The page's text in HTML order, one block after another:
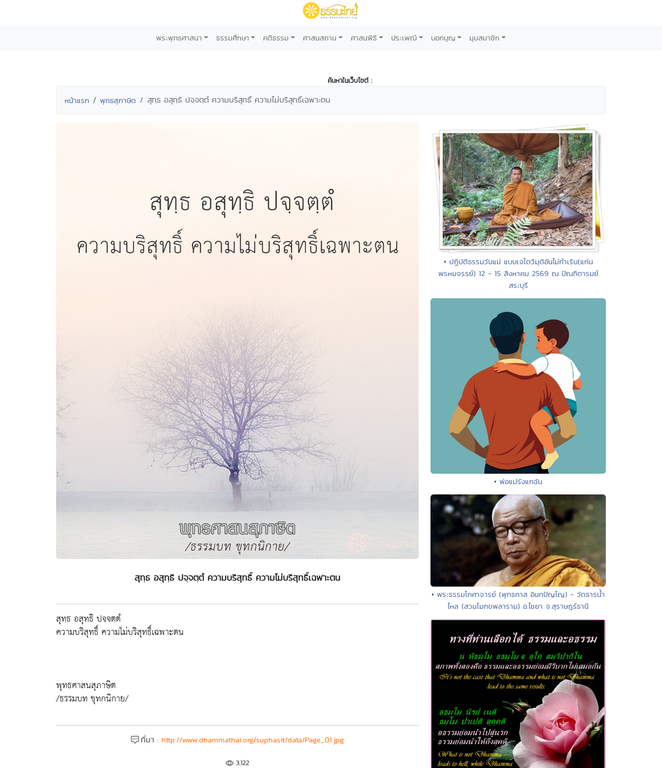
พระพุทธศาสนา ธรรมศึกษา คติธรรม ศาสนสถาน ศาสนพิธี ประเพณี บอกบุญ มุมสมาชิก
ค้นหาในเว็บไซต์ :
หน้าแรก พุทธสุภาษิต สุทฺธ อสุทฺธิ ปจฺจตฺตํ ความบริสุทธิ์ ความไม่บริสุทธิ์เฉพาะตน
สุทฺธ อสุทฺธิ ปจฺจตฺตํ ความบริสุทธิ์ ความไม่บริสุทธิ์เฉพาะตน
สุทฺธ อสุทฺธิ ปจฺจตฺตํ
ความบริสุทธิ์ ความไม่บริสุทธิ์เฉพาะตน
พุทธศาสนสุภาษิต
/ธรรมบท ขุทกนิกาย/
ที่มา : http://www.dhammathai.org/suphasit/data/Page_01.jpg
3,122
• ปฏิบัติธรรมวันแม่ แบบเจโตวิมุติอันไม่กำเริบ(แก่น
พรหมจรรย์) 12 - 15 สิงหาคม 2569 ณ ปัณฑิตารมย์
สระบุรี
• พ่อแม่รังแกฉัน
• พระธรรมโกศาจารย์ (พุทธทาส อินทปัญโญ) - วัดธารน้ำ
ไหล (สวนโมกขพลาราม) อ.ไชยา จ.สุราษฎร์ธานี